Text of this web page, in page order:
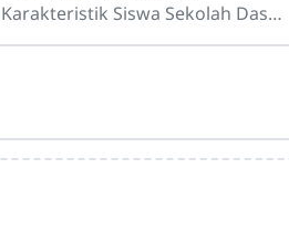
Karakteristik Siswa Sekolah Dasar
4 CirahabMemahami karakteristik